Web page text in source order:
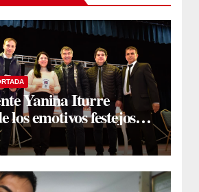
Yanina Iturre
los emotivos festejos
del Taekwon-Do